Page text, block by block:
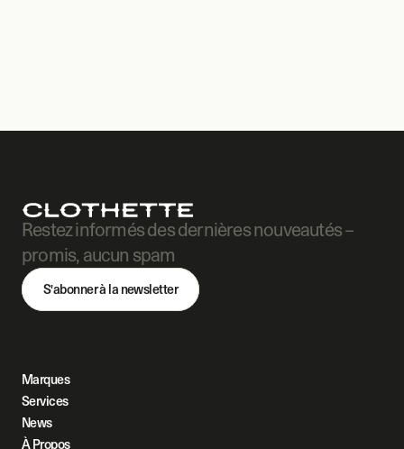
Restez informés des dernières nouveautés –
promis, aucun spam
S'abonner à la newsletter
Marques
Services
News
À Propos